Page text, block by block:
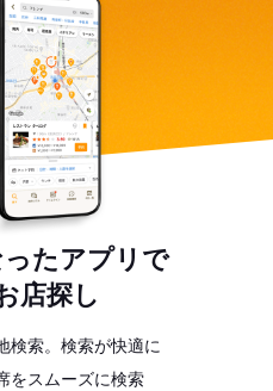
たアプリで
店探し
検索。検索が快適に
をスムーズに検索